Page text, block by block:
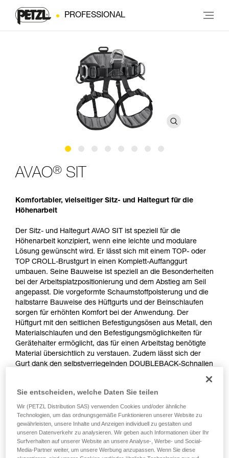
PROFESSIONAL
AVAO® SIT
Komfortabler, vielseitiger Sitz- und Haltegurt für die
Höhenarbeit
Der Sitz- und Haltegurt AVAO SIT ist speziell für die
Höhenarbeit konzipiert, wenn eine leichte und modulare
Lösung gewünscht wird. Er lässt sich mit einem TOP- oder
TOP CROLL-Brustgurt in einen Komplett-Auffanggurt
umbauen. Seine Bauweise ist speziell an die Besonderheiten
bei der Arbeitsplatzpositionierung und dem Abstieg am Seil
angepasst. Die vorgeformte Schaumstoffpolsterung und die
halbstarre Bauweise des Hüftgurts und der Beinschlaufen
sorgen für erhöhten Komfort bei der Anwendung. Der
Hüftgurt mit den seitlichen Befestigungsösen aus Metall, den
Materialschlaufen und den Befestigungsmöglichkeiten für
Gerätehalter ermöglicht, das für einen Arbeitstag benötigte
Material übersichtlich zu verstauen. Zudem lässt sich der
Gurt dank den selbstverriegelnden DOUBLEBACK-Schnallen
Sie entscheiden, welche Daten Sie teilen
Wir (PETZL Distribution SAS) verwenden Cookies und/oder ähnliche
Technologien, um das ordnungsgemäße Funktionieren unserer Website zu
gewährleisten, unsere Inhalte und Anzeigen individuell zu gestalten und
unseren Datenverkehr zu analysieren. Wir geben auch Informationen über Ihr
Surfverhalten auf unserer Website an unsere Analyse-, Werbe- und Social-
Media-Partner weiter, um unsere Werbung anzupassen. Wenn Sie diese